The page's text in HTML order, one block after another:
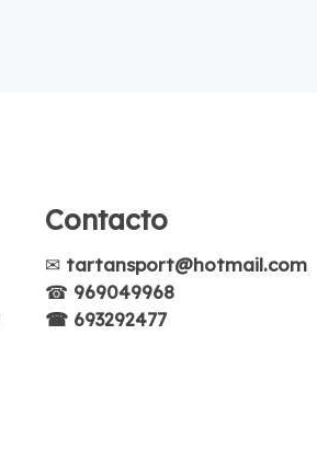
Contacto
✉ tartansport@hotmail.com
☎ 969049968
☎ 693292477